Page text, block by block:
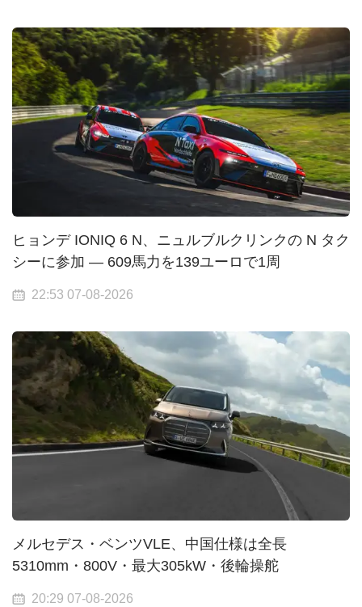
ヒョンデ IONIQ 6 N、ニュルブルクリンクの N タク
シーに参加 — 609馬力を139ユーロで1周
22:53 07-08-2026
メルセデス・ベンツVLE、中国仕様は全長
5310mm・800V・最大305kW・後輪操舵
20:29 07-08-2026